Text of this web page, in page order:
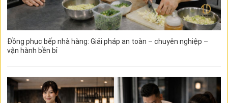
Đồng phục bếp nhà hàng: Giải pháp an toàn – chuyên nghiệp –
vận hành bền bỉ